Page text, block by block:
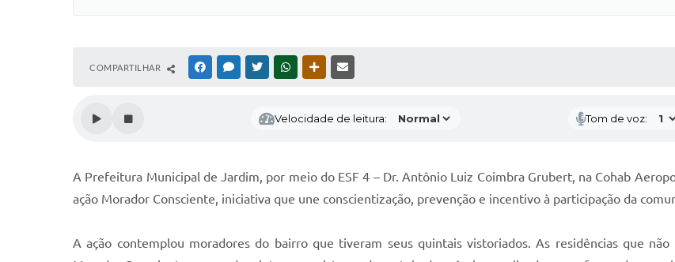
COMPARTILHAR FACEBOOKMESSENGER
TWITTERWHATSAPPOUTRAS MÍDIAS
Velocidade de leitura: Tom de voz:
A Prefeitura Municipal de Jardim, por meio do ESF 4 – Dr. Antônio Luiz Coimbra Grubert, na Cohab
ação Morador Consciente, iniciativa que une conscientização, prevenção e incentivo à participação da
A ação contemplou moradores do bairro que tiveram seus quintais vistoriados. As residências que